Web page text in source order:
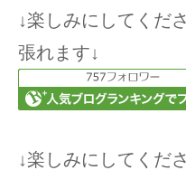
↓楽しみにしてくだ
張れます↓
↓楽しみにしてくだ